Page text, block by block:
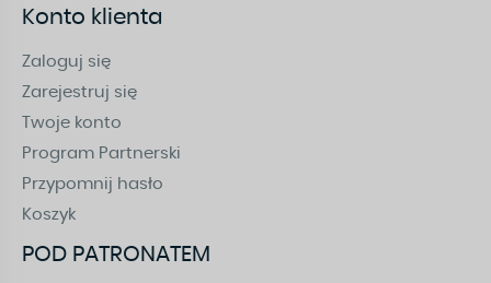
Konto klienta
Zaloguj się
Zarejestruj się
Twoje konto
Program Partnerski
Przypomnij hasło
Koszyk
POD PATRONATEM